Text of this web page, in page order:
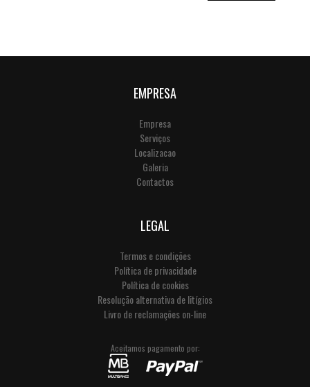
EMPRESA
Empresa
Serviços
Localizacao
Galeria
Contactos
LEGAL
Termos e condições
Política de privacidade
Política de cookies
Resolução alternativa de litígios
Livro de reclamações on-line
Aceitamos pagamento por: